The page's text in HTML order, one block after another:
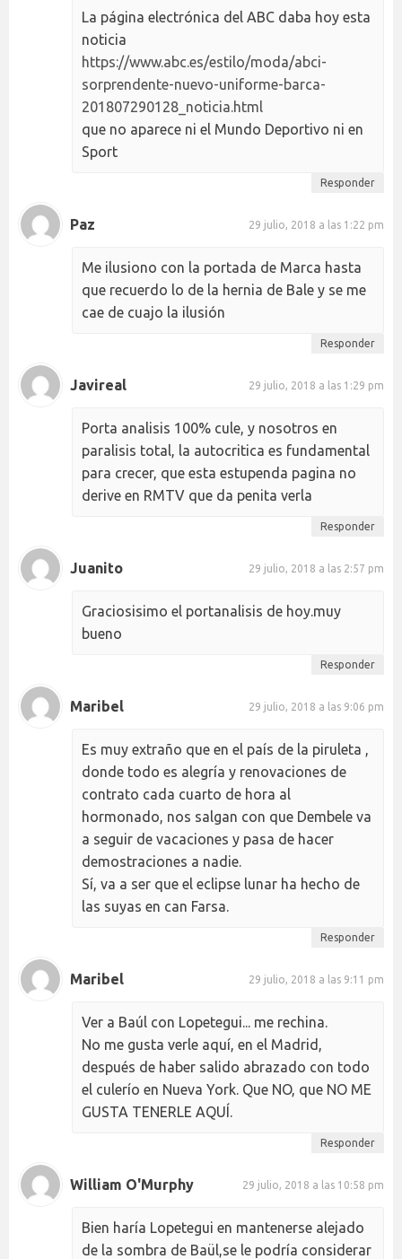
La página electrónica del ABC daba hoy esta
noticia
https://www.abc.es/estilo/moda/abci-
sorprendente-nuevo-uniforme-barca-
201807290128_noticia.html
que no aparece ni el Mundo Deportivo ni en
Sport
Responder
Paz 29 julio, 2018 a las 1:22 pm
Me ilusiono con la portada de Marca hasta
que recuerdo lo de la hernia de Bale y se me
cae de cuajo la ilusión
Responder
Javireal 29 julio, 2018 a las 1:29 pm
Porta analisis 100% cule, y nosotros en
paralisis total, la autocritica es fundamental
para crecer, que esta estupenda pagina no
derive en RMTV que da penita verla
Responder
Juanito 29 julio, 2018 a las 2:57 pm
Graciosisimo el portanalisis de hoy.muy
bueno
Responder
Maribel 29 julio, 2018 a las 9:06 pm
Es muy extraño que en el país de la piruleta ,
donde todo es alegría y renovaciones de
contrato cada cuarto de hora al
hormonado, nos salgan con que Dembele va
a seguir de vacaciones y pasa de hacer
demostraciones a nadie.
Sí, va a ser que el eclipse lunar ha hecho de
las suyas en can Farsa.
Responder
Maribel 29 julio, 2018 a las 9:11 pm
Ver a Baúl con Lopetegui... me rechina.
No me gusta verle aquí, en el Madrid,
después de haber salido abrazado con todo
el culerío en Nueva York. Que NO, que NO ME
GUSTA TENERLE AQUÍ.
Responder
William O'Murphy 29 julio, 2018 a las 10:58 pm
Bien haría Lopetegui en mantenerse alejado
de la sombra de Baül,se le podría considerar